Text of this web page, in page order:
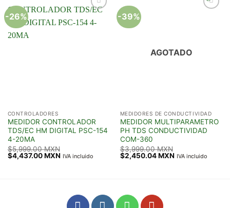
-26%
a la
CONTROLADORES
MEDIDOR CONTROLADOR
TDS/EC HM DIGITAL PSC-154
4-20MA
$5,999.00 MXN
Original
price
$4,437.00 MXNCurrent
IVA incluido
-39%
AGOTADO
MEDIDORES DE CONDUCTIVIDAD
MEDIDOR MULTIPARAMETRO
PH TDS CONDUCTIVIDAD
COM-360
$3,999.00 MXN
Original
price
$2,450.04 MXNCurrent
IVA incluido